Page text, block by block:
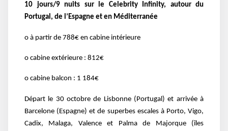
10 jours/9 nuits sur le Celebrity Infinity, autour du
Portugal, de l’Espagne et en Méditerranée
o à partir de 788€ en cabine intérieure
o cabine extérieure : 812€
o cabine balcon : 1 184€
Départ le 30 octobre de Lisbonne (Portugal) et arrivée à
Barcelone (Espagne) et de superbes escales à Porto, Vigo,
Cadix, Malaga, Valence et Palma de Majorque (îles